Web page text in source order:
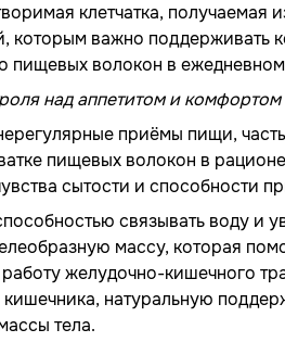
клетчатка, получаемая
которым важно поддерживать
пищевых волокон в
над аппетитом и
приёмы пищи,
пищевых волокон в
сытости и способности
связывать воду и
массу, которая
желудочно-кишечного
кишечника, натуральную
тела.